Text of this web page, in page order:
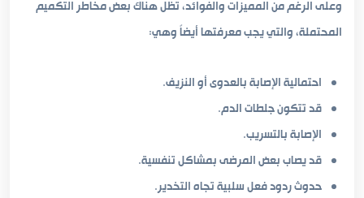
وعلى الرغم من المميزات والفوائد، تظل هناك بعض مخاطر التكميم
المحتملة، والتي يجب معرفتها أيضاً وهي:
احتمالية الإصابة بالعدوى أو النزيف.
قد تتكون جلطات الدم.
الإصابة بالتسريب.
قد يصاب بعض المرضى بمشاكل تنفسية.
حدوث ردود فعل سلبية تجاه التخدير.